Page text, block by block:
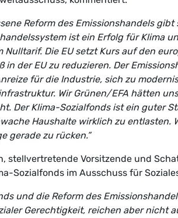
Reform des Emissionshandels
ist ein Erfolg für Klima
Nulltarif. Die EU setzt Kurs auf den
in der EU zu reduzieren. Der
für die Industrie, sich zu
Wir Grünen/EFA hätten
Der Klima-Sozialfonds ist ein guter
Haushalte wirklich zu entlasten.
gerade zu rücken.”
stellvertretende Vorsitzende und
Sozialfonds im Ausschuss für
und die Reform des
Gerechtigkeit, reichen aber nicht